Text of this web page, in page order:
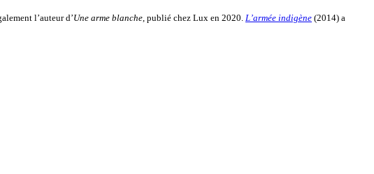
l’auteur d’Une arme blanche , publié chez Lux en 2020. L’armée indigène (2014) a